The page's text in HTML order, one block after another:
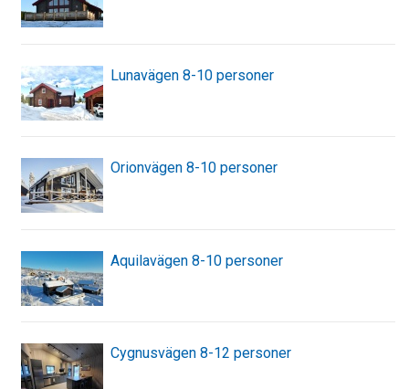
Lunavägen 8-10 personer
Orionvägen 8-10 personer
Aquilavägen 8-10 personer
Cygnusvägen 8-12 personer